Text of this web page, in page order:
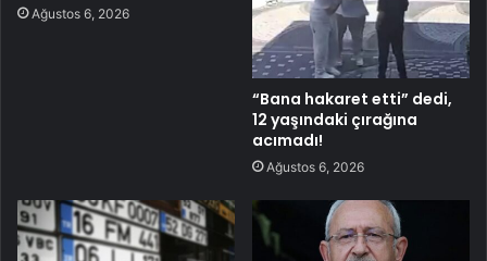
Ağustos 6, 2026
“Bana hakaret etti” dedi,
12 yaşındaki çırağına
acımadı!
Ağustos 6, 2026